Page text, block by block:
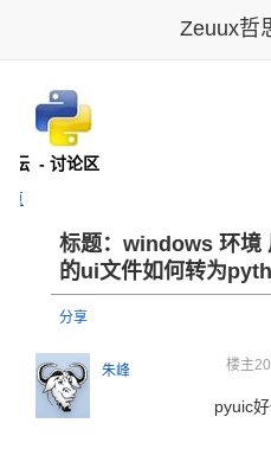
Zeuux哲
坛 - 讨论区
页
标题：windows 环境
的ui文件如何转为p
分享
朱峰 楼主
pyuic